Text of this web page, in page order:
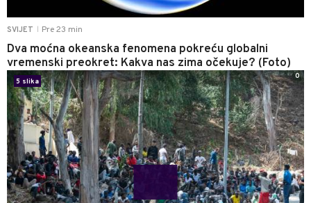
SVIJET Pre 23 min
Dva moćna okeanska fenomena pokreću globalni
vremenski preokret: Kakva nas zima očekuje? (Foto)
5 slika
0